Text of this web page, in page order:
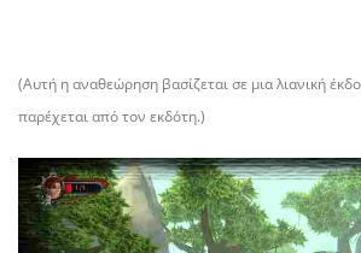
(Αυτή η αναθεώρηση βασίζεται σε μια λιανική
παρέχεται από τον εκδότη.)